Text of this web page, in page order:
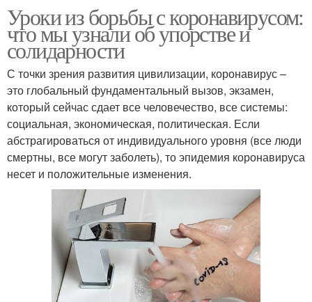
Уроки из борьбы с коронавирусом:
что мы узнали об упорстве и
солидарности
С точки зрения развития цивилизации, коронавирус –
это глобальный фундаментальный вызов, экзамен,
который сейчас сдает все человечество, все системы:
социальная, экономическая, политическая. Если
абстрагироваться от индивидуального уровня (все люди
смертны, все могут заболеть), то эпидемия коронавируса
несет и положительные изменения.